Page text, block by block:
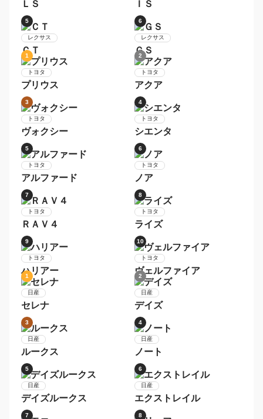
アクア
9
トヨタ
ヴォクシー
10
日産
デイズ
レクサス
ＮＸ
レクサス
ＲＸ
レクサス
ＬＳ
レクサス
ＩＳ
レクサス
ＣＴ
レクサス
ＧＳ
1
トヨタ
プリウス
2
トヨタ
アクア
3
トヨタ
ヴォクシー
4
トヨタ
シエンタ
5
トヨタ
アルファード
6
トヨタ
ノア
7
トヨタ
ＲＡＶ４
8
トヨタ
ライズ